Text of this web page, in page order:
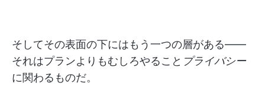
そしてその表面の下にはもう一つの層がある——
それはプランよりもむしろやること プライバシー
に関わるものだ。